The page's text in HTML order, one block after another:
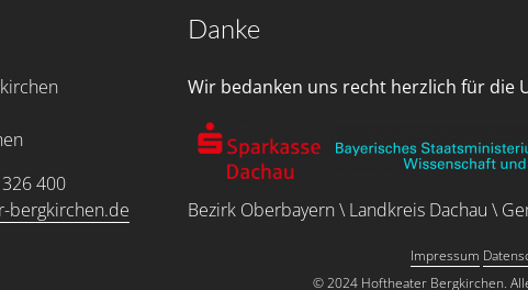
400
bergkirchen.de
Danke
Wir bedanken uns recht herzlich für die
Bezirk Oberbayern \ Landkreis Dachau \
Impressum
© 2024 Hoftheater Bergkirchen.